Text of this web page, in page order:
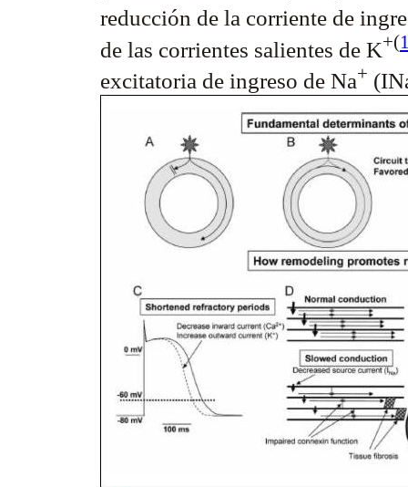
reducción de la corriente de
de las corrientes salientes de K+(
excitatoria de ingreso de Na+